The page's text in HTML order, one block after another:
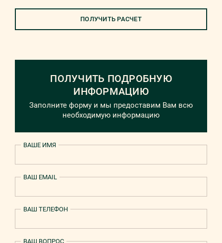
ПОЛУЧИТЬ РАСЧЕТ
ПОЛУЧИТЬ ПОДРОБНУЮ
ИНФОРМАЦИЮ
Заполните форму и мы предоставим Вам всю
необходимую информацию
ВАШЕ ИМЯ
ВАШ EMAIL
ВАШ ТЕЛЕФОН
ВАШ ВОПРОС